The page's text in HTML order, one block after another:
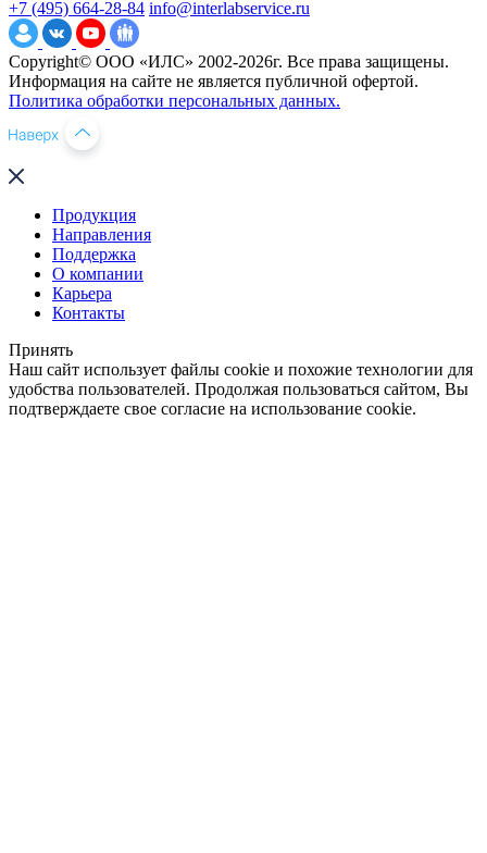
+7 (495) 664-28-84 info@interlabservice.ru
Copyright© ООО «ИЛС» 2002-2026г. Все права защищены.
Информация на сайте не является публичной офертой.
Политика обработки персональных данных.
Продукция
Направления
Поддержка
О компании
Карьера
Контакты
Принять
Наш сайт использует файлы cookie и похожие технологии для
удобства пользователей. Продолжая пользоваться сайтом, Вы
подтверждаете свое согласие на использование cookie.